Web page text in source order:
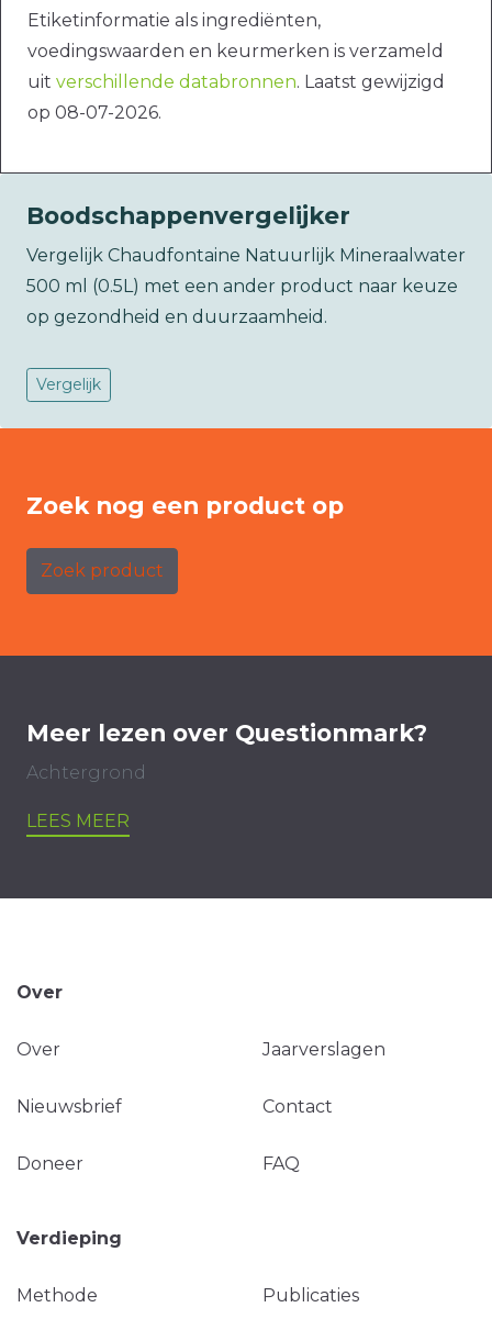
Etiketinformatie als ingrediënten,
voedingswaarden en keurmerken is verzameld
uit verschillende databronnen. Laatst gewijzigd
op 08-07-2026.
Boodschappenvergelijker
Vergelijk Chaudfontaine Natuurlijk Mineraalwater
500 ml (0.5L) met een ander product naar keuze
op gezondheid en duurzaamheid.
Vergelijk
Zoek nog een product op
Zoek product
Meer lezen over Questionmark?
Achtergrond
LEES MEER
Over
Over Jaarverslagen
Nieuwsbrief Contact
Doneer FAQ
Verdieping
Methode Publicaties